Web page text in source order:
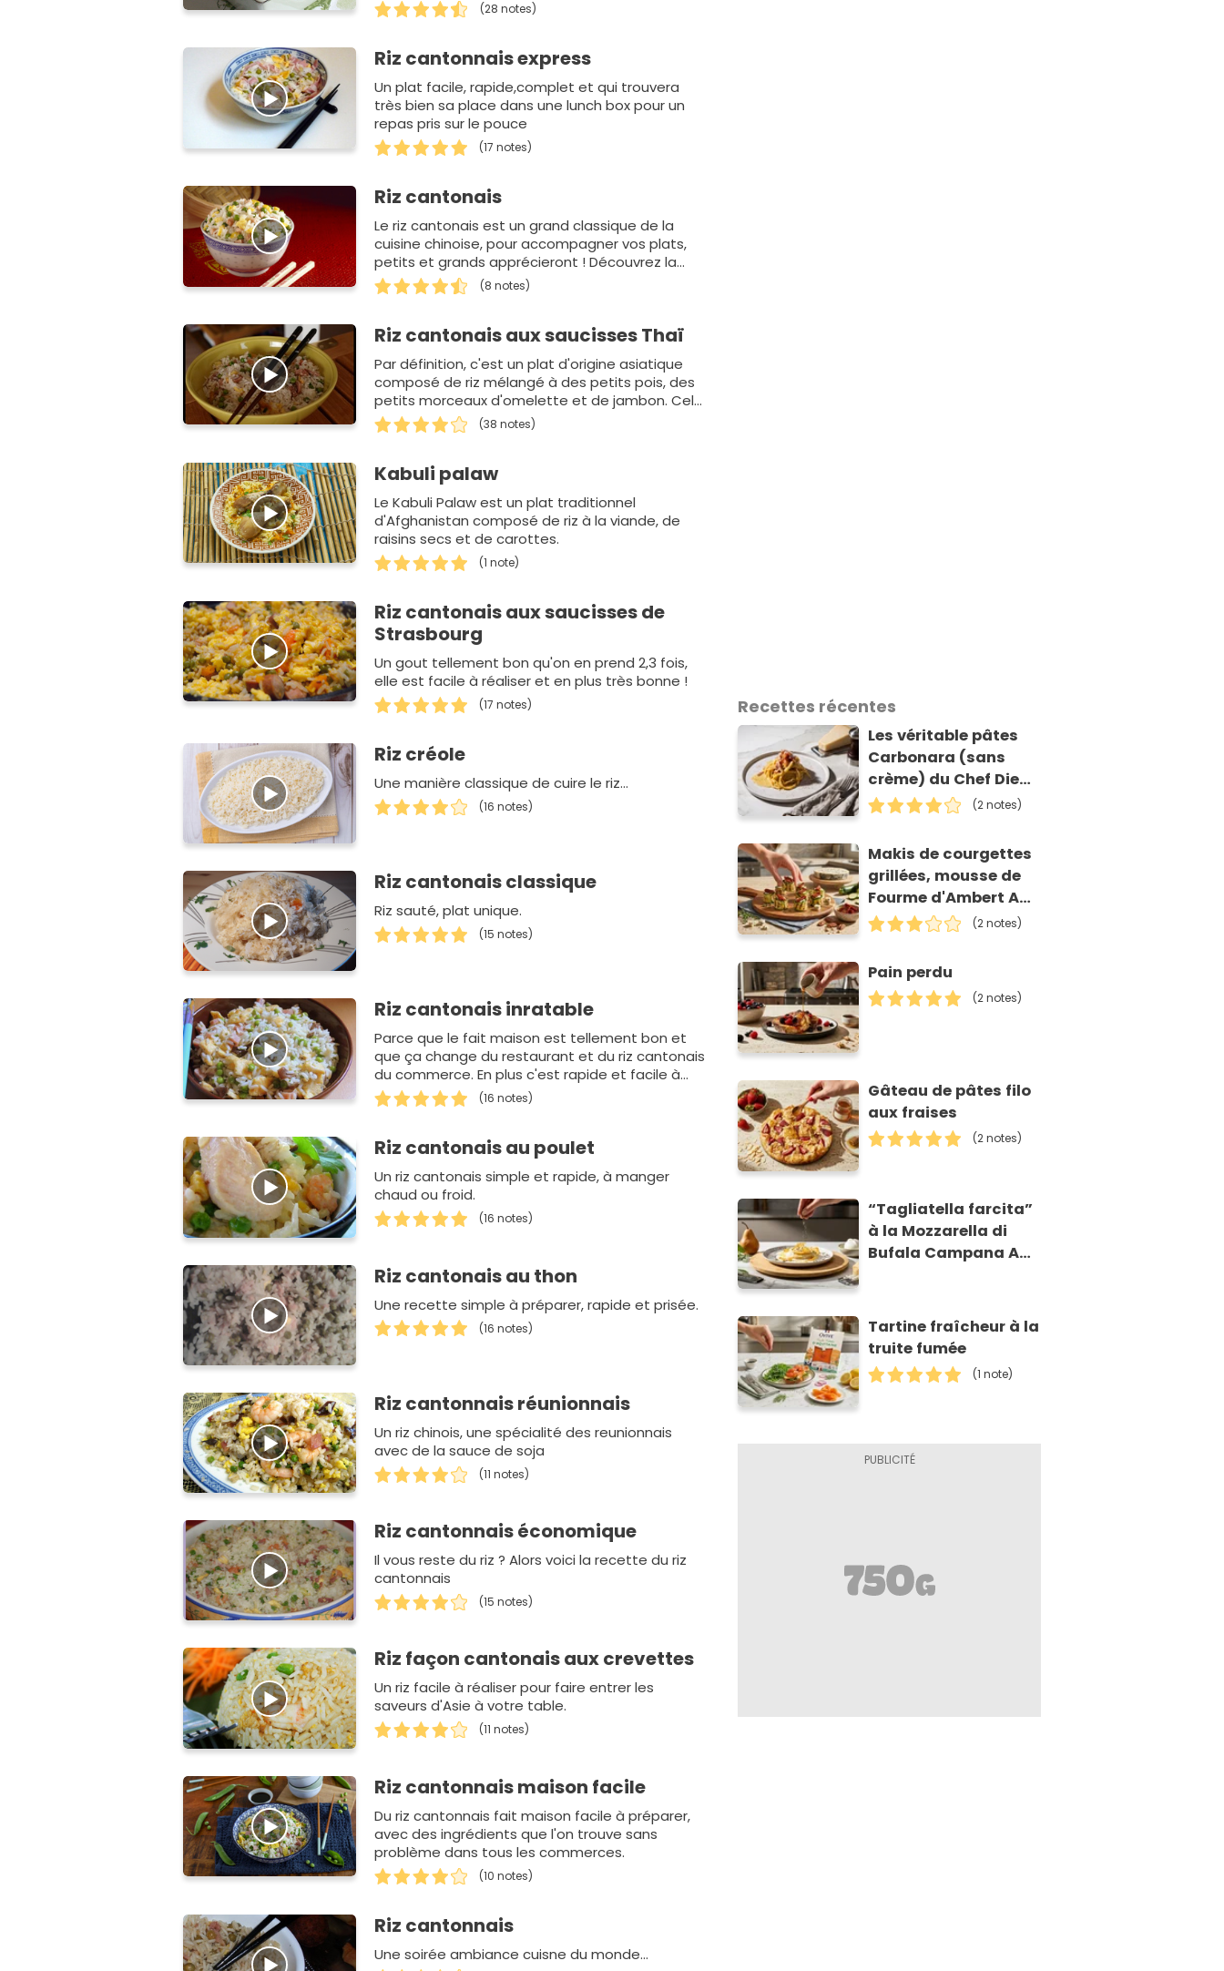
(28 notes)
Riz cantonnais express
Un plat facile, rapide,complet et qui trouvera
très bien sa place dans une lunch box pour un
repas pris sur le pouce
(17 notes)
Riz cantonais
Le riz cantonais est un grand classique de la
cuisine chinoise, pour accompagner vos plats,
petits et grands apprécieront ! Découvrez la
recette du ri…
(8 notes)
Riz cantonais aux saucisses Thaï
Par définition, c'est un plat d'origine asiatique
composé de riz mélangé à des petits pois, des
petits morceaux d'omelette et de jambon. Celui
apportant peu de parf…
(38 notes)
Kabuli palaw
Le Kabuli Palaw est un plat traditionnel
d'Afghanistan composé de riz à la viande, de
raisins secs et de carottes.
(1 note)
Riz cantonais aux saucisses de
Strasbourg
Un gout tellement bon qu'on en prend 2,3 fois,
elle est facile à réaliser et en plus très bonne !
(17 notes)
Riz créole
Une manière classique de cuire le riz...
(16 notes)
Riz cantonais classique
Riz sauté, plat unique.
(15 notes)
Riz cantonais inratable
Parce que le fait maison est tellement bon et
que ça change du restaurant et du riz cantonais
du commerce. En plus c'est rapide et facile à
faire.
(16 notes)
Riz cantonais au poulet
Un riz cantonais simple et rapide, à manger
chaud ou froid.
(16 notes)
Riz cantonais au thon
Une recette simple à préparer, rapide et prisée.
(16 notes)
Riz cantonnais réunionnais
Un riz chinois, une spécialité des reunionnais
avec de la sauce de soja
(11 notes)
Riz cantonnais économique
Il vous reste du riz ? Alors voici la recette du riz
cantonnais
(15 notes)
Riz façon cantonais aux crevettes
Un riz facile à réaliser pour faire entrer les
saveurs d'Asie à votre table.
(11 notes)
Riz cantonnais maison facile
Du riz cantonnais fait maison facile à préparer,
avec des ingrédients que l'on trouve sans
problème dans tous les commerces.
(10 notes)
Riz cantonnais
Une soirée ambiance cuisne du monde...
Recettes récentes
Les véritable pâtes
Carbonara (sans
crème) du Chef Diego
Accettulli
(2 notes)
Makis de courgettes
grillées, mousse de
Fourme d'Ambert AOP
et tomates séchées
(2 notes)
Pain perdu
(2 notes)
Gâteau de pâtes filo
aux fraises
(2 notes)
“Tagliatella farcita”
à la Mozzarella di
Bufala Campana AOP
fondue et tuiles
croustillants de
Asiago AOP
Tartine fraîcheur à la
truite fumée
(1 note)